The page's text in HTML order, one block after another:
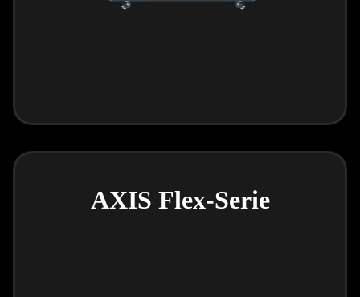
AXIS Flex-Serie